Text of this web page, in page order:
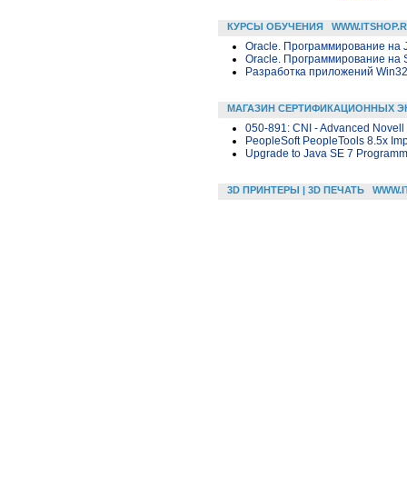
КУРСЫ ОБУЧЕНИЯ
Oracle. Программирование на
Oracle. Программирование на
Разработка приложений
МАГАЗИН СЕРТИФИКАЦИОННЫХ
050-891: CNI - Advanced
PeopleSoft PeopleTools 8.5x
Upgrade to Java SE 7
3D ПРИНТЕРЫ | 3D ПЕЧАТЬ